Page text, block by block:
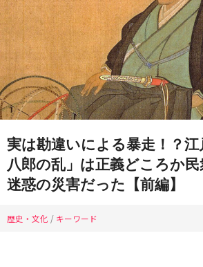
実は勘違いによる暴走！？江
八郎の乱」は正義どころか
迷惑の災害だった【前編】
歴史・文化 / キーワード